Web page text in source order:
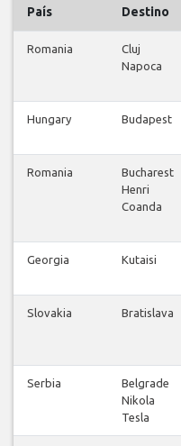
País Destino
Romania
Cluj
Napoca
Hungary Budapest
Romania
Bucharest
Henri
Coanda
Georgia Kutaisi
Slovakia Bratislava
Serbia
Belgrade
Nikola
Tesla